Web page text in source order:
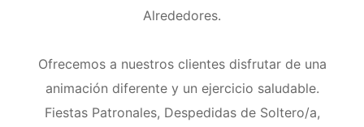
Alrededores.
Ofrecemos a nuestros clientes disfrutar de una
animación diferente y un ejercicio saludable.
Fiestas Patronales, Despedidas de Soltero/a,